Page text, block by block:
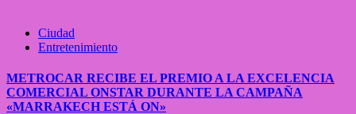
Ciudad
Entretenimiento
METROCAR RECIBE EL PREMIO A LA EXCELENCIA
COMERCIAL ONSTAR DURANTE LA CAMPAÑA
«MARRAKECH ESTÁ ON»